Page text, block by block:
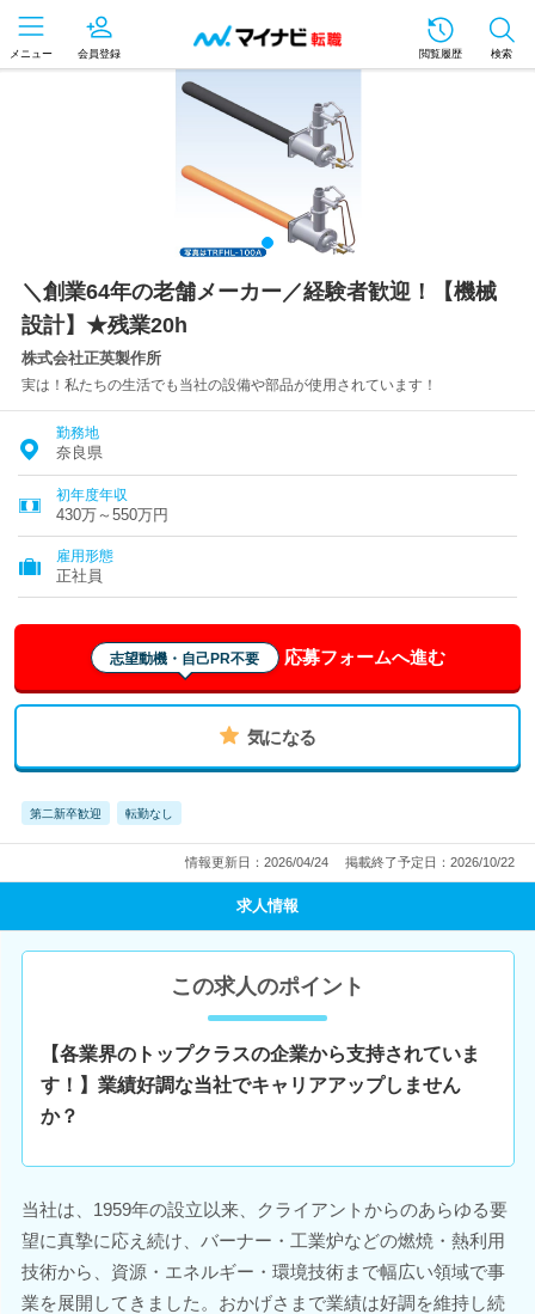
メニュー 会員登録 閲覧履歴 検索
＼創業64年の老舗メーカー／経験者歓迎！【機械
設計】★残業20h
株式会社正英製作所
実は！私たちの生活でも当社の設備や部品が使用されています！
勤務地
奈良県
初年度年収
430万～550万円
雇用形態
正社員
志望動機・自己PR不要 応募フォームへ進む
気になる
第二新卒歓迎 転勤なし
情報更新日：2026/04/24 掲載終了予定日：2026/10/22
求人情報
この求人のポイント
【各業界のトップクラスの企業から支持されていま
す！】業績好調な当社でキャリアアップしません
か？
当社は、1959年の設立以来、クライアントからのあらゆる要
望に真摯に応え続け、バーナー・工業炉などの燃焼・熱利用
技術から、資源・エネルギー・環境技術まで幅広い領域で事
業を展開してきました。おかげさまで業績は好調を維持し続